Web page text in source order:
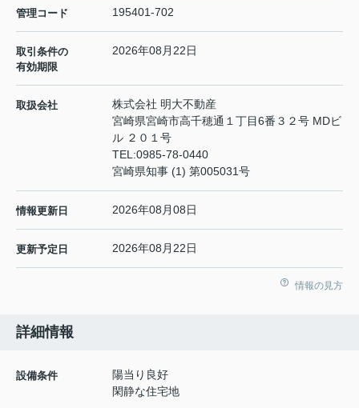
管理コード 195401-702
取引条件の
有効期限
2026年08月22日
取扱会社
株式会社 明大不動産
宮崎県宮崎市高千穂通１丁目6番３２号 MDビ
ル ２０１号
TEL:0985-78-0440
宮崎県知事 (1) 第005031号
情報更新日 2026年08月08日
更新予定日 2026年08月22日
情報の見方
詳細情報
設備条件
陽当り良好
閑静な住宅地